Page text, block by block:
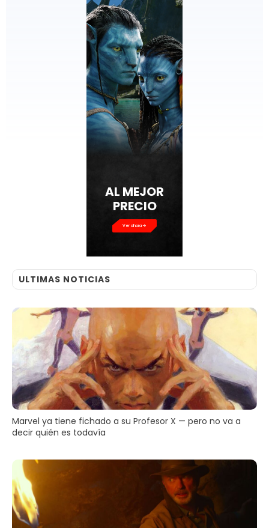
Ver ahora
ULTIMAS NOTICIAS
Marvel ya tiene fichado a su Profesor X — pero no va a
decir quién es todavía